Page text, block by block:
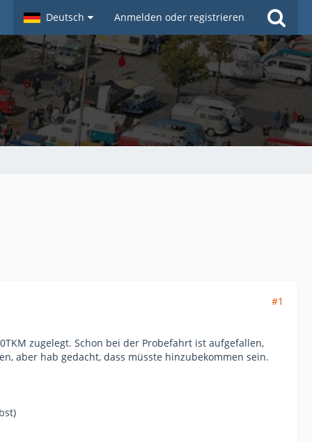
Deutsch Anmelden oder registrieren
#1
zugelegt. Schon bei der Probefahrt ist aufgefallen,
aber hab gedacht, dass müsste hinzubekommen sein.